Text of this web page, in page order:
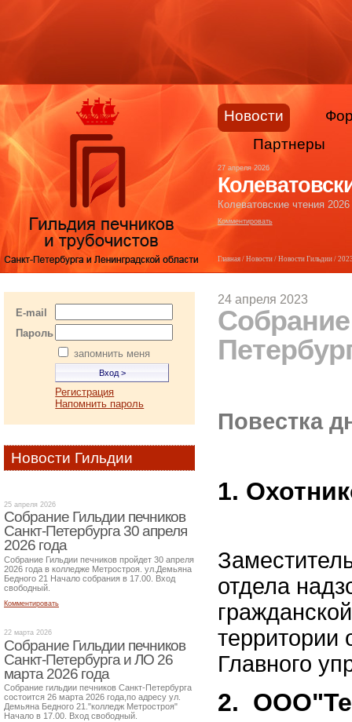
24 апреля 2023
Повестка
1.
отдела
Главного
2.
Главная/ Новости/ Новости Гильдии/
E-mail
Пароль
запомнить меня
Регистрация
Напомнить пароль
Новости Гильдии
25 апреля 2026
Собрание Гильдии печников
Санкт-Петербурга 30 апреля
2026 года
Собрание Гильдии печников пройдет 30 апреля
2026 года в колледже Метростроя. ул.Демьяна
Бедного 21 Начало собрания в 17.00. Вход
свободный.
Комментировать
22 марта 2026
Собрание Гильдии печников
Санкт-Петербурга и ЛО 26
марта 2026 года
Собрание гильдии печников Санкт-Петербурга
состоится 26 марта 2026 года,по адресу ул.
Демьяна Бедного 21."колледж Метростроя"
Начало в 17.00. Вход свободный.
Новости
Партнеры
27 апреля 2026
Колеватовские чтения
Комментировать